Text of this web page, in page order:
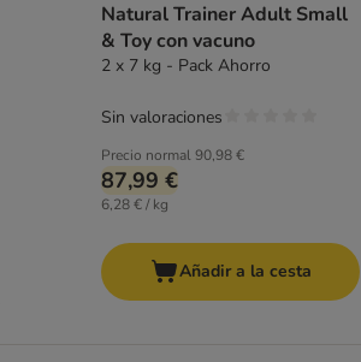
Natural Trainer Adult Small
& Toy con vacuno
2 x 7 kg - Pack Ahorro
Precio normal90,98 €
87,99 €
6,28 € / kg
Sin valoraciones
Añadir a la cesta